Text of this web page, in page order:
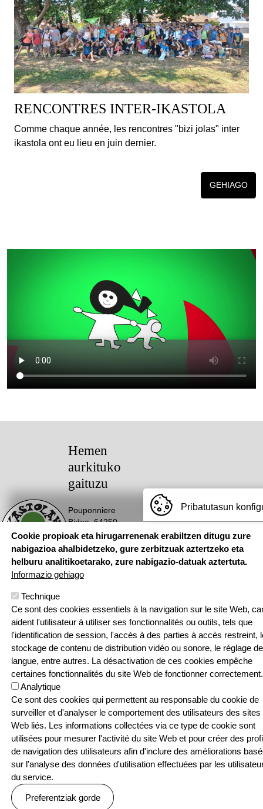
RENCONTRES INTER-IKASTOLA
Comme chaque année, les rencontres "bizi jolas" inter
ikastola ont eu lieu en juin dernier.
GEHIAGO
Hemen
aurkituko
gaituzu
Pouponniere
Bidea, 64250
KANBO
T: 05 59 52 49
24 | F: 05 59
52 88 87
Webgune hau Ikastolen Elkarteak garatu
Menu Pied de page
ContactPolitique de confidentialité
Politique relative aux cookies
© SEASKA | Eskubide guztiak bere esku
Pribatutasun
Cookie propioak eta hirugarrenenak erabiltzen ditugu zure
nabigazioa ahalbidetzeko, gure zerbitzuak aztertzeko eta
helburu analitikoetarako, zure nabigazio-datuak aztertuta.
Informazio gehiago
Technique
Ce sont des cookies essentiels à la navigation sur le site Web,
aident l'utilisateur à utiliser ses fonctionnalités ou outils, tels que
l'identification de session, l'accès à des parties à accès restreint,
stockage de contenu de distribution vidéo ou sonore, le réglage
langue, entre autres. La désactivation de ces cookies empêche
certaines fonctionnalités du site Web de fonctionner correctement.
Analytique
Ce sont des cookies qui permettent au responsable du cookie de
surveiller et d'analyser le comportement des utilisateurs des sites
Web liés. Les informations collectées via ce type de cookie sont
utilisées pour mesurer l'activité du site Web et pour créer des
de navigation des utilisateurs afin d'inclure des améliorations
sur l'analyse des données d'utilisation effectuées par les
du service.
Preferentziak gorde